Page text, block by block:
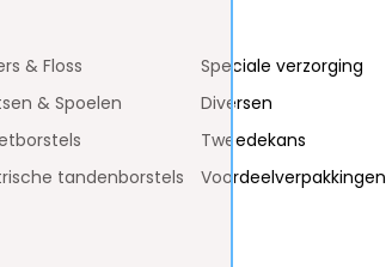
& Floss
& Spoelen
tandenborstels
Speciale verzorging
Diversen
Tweedekans
Voordeelverpakkingen